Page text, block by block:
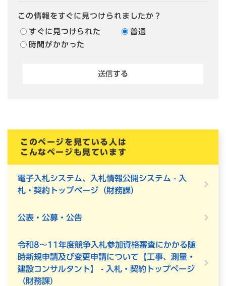
この情報をすぐに見つけられましたか？
すぐに見つけられた
普通
時間がかかった
このページを見ている人は
こんなページも見ています
電子入札システム、入札情報公開システム - 入
札・契約トップページ（財務課）
公表・公募・公告
令和8～11年度競争入札参加資格審査にかかる随
時新規申請及び変更申請について【工事、測量・
建設コンサルタント】 - 入札・契約トップページ
（財務課）